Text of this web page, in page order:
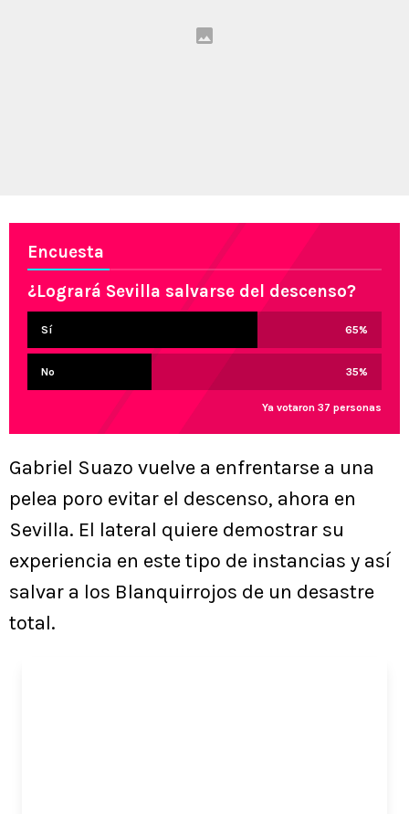
Encuesta
¿Logrará Sevilla salvarse del descenso?
Sí 65%
No 35%
Ya votaron 37 personas
Gabriel Suazo vuelve a enfrentarse a una
pelea poro evitar el descenso, ahora en
Sevilla. El lateral quiere demostrar su
experiencia en este tipo de instancias y así
salvar a los Blanquirrojos de un desastre
total.